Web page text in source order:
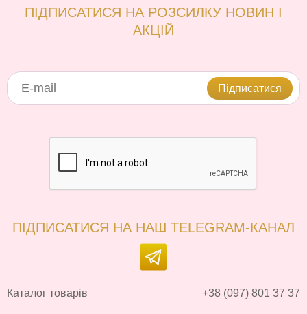
ПІДПИСАТИСЯ НА РОЗСИЛКУ НОВИН І
АКЦІЙ
Підписатися
ПІДПИСАТИСЯ НА НАШ TELEGRAM-КАНАЛ
Каталог товарів +38 (097) 801 37 37